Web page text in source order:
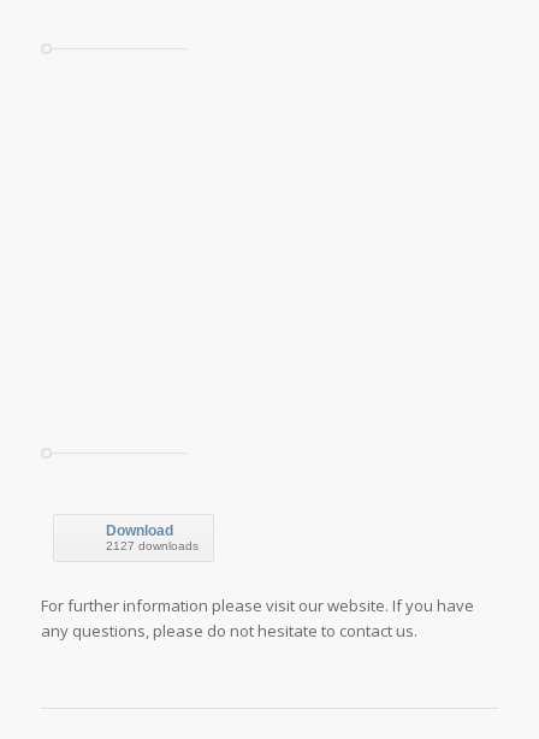
Download
2127 downloads
For further information please visit our website. If you have
any questions, please do not hesitate to contact us.